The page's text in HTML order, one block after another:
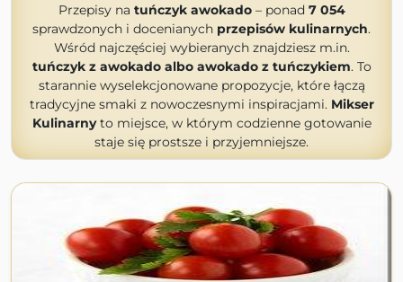
Przepisy na tuńczyk awokado– ponad 7 054
sprawdzonych i docenianych przepisów kulinarnych.
Wśród najczęściej wybieranych znajdziesz m.in.
tuńczyk z awokado albo awokado z tuńczykiem. To
starannie wyselekcjonowane propozycje, które łączą
tradycyjne smaki z nowoczesnymi inspiracjami. Mikser
Kulinarnyto miejsce, w którym codzienne gotowanie
staje się prostsze i przyjemniejsze.